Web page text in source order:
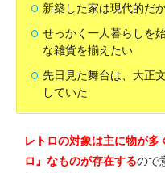
新築した家は現代的だ
せっかく一人暮らしを
な雑貨を揃えたい
先日見た舞台は、大正
していた
レトロの対象は主に物が多
ロ』なものが存在するので